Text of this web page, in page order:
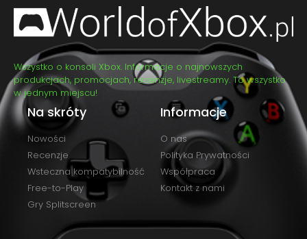
Wszystko o konsoli Xbox. Informacje o najnowszych
produkcjach, promocjach, recenzje, livestreamy. To wszystko
w jednym miejscu!
Na skróty
Nowości
Recenzje
Wsteczna kompatybilność
Free-to-Play
Gry Splitscreen
Informacje
O nas
Polityka Prywatności
Współpraca
Kontakt z nami